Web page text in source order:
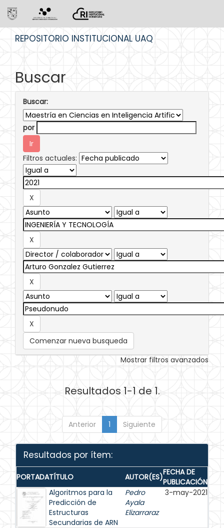
REPOSITORIO INSTITUCIONAL UAQ
Buscar
Buscar:
por
Filtros actuales:
Comenzar nueva busqueda
Mostrar filtros avanzados
Resultados 1-1 de 1.
Anterior 1 Siguiente
Resultados por ítem:
PORTADATÍTULO AUTOR(ES)FECHA DE
PUBLICACIÓN
Algoritmos para la
Predicción de
Estructuras
Secundarias de ARN
Pedro
Ayala
Elizarraraz
3-may-2021